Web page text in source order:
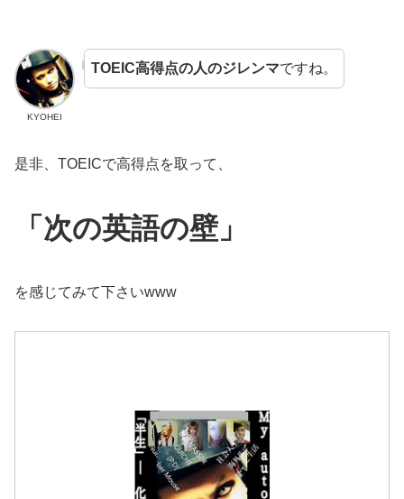
KYOHEI
TOEIC高得点の人のジレンマですね。
是非、TOEICで高得点を取って、
「次の英語の壁」
を感じてみて下さいwww